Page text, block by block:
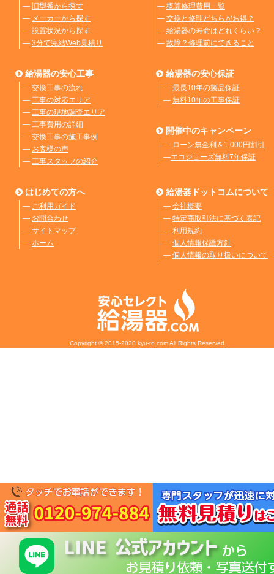
― 旧型番から探す
― メーカーから探す
― 設置状況から探す
― 3分で完結Web見積り
― 概算修理費用一覧
― 交換と修理どちらがお得？
― 給湯器の寿命はどれくらい？
― 故障？修理前にできること
給湯器の安心工事
― 交換工事の流れ
― 工事の対応エリア
― 工事の現地調査エリア
― 工事費用の詳細
― 交換工事の施工事例
― お客様の声
― 工事スタッフの紹介
給湯器の安心保証
― 最長10年の製品保証
― 無料10年の工事保証
開催中のキャンペーン
― ローン無金利＆1,000円割引
―エコジョーズ無料7年保証
はじめての方へ
― ご利用ガイド
― お問合わせ
― サイトマップ
― ホーム
給湯器ドットコムについて
― 会社概要
― 特定商取引法に基づく表記
― 利用規約
― 個人情報保護方針
― 個人情報の取り扱いについて
Copyright © 2015-2020 kyu-to.com All Rights Reserved.